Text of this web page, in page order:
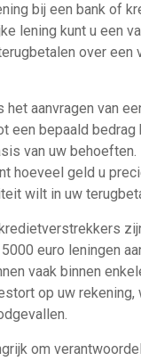
bij een bank of
lening kunt u een
over een
het aanvragen van
een bepaald bedrag
van uw behoeften.
hoeveel geld u
wilt in uw
euro leningen
vaak binnen
op uw rekening,
om